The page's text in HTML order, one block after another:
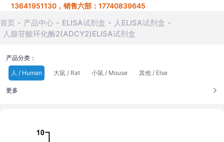
13641951130，销售六部：17740839645
首页 产品中心 ELISA试剂盒
人ELISA试剂盒
人腺苷酸环化酶2(ADCY2)ELISA试剂盒
产品分类：
人 / Human
大鼠 / Rat 小鼠 / Mouse 其他 / Else
更多